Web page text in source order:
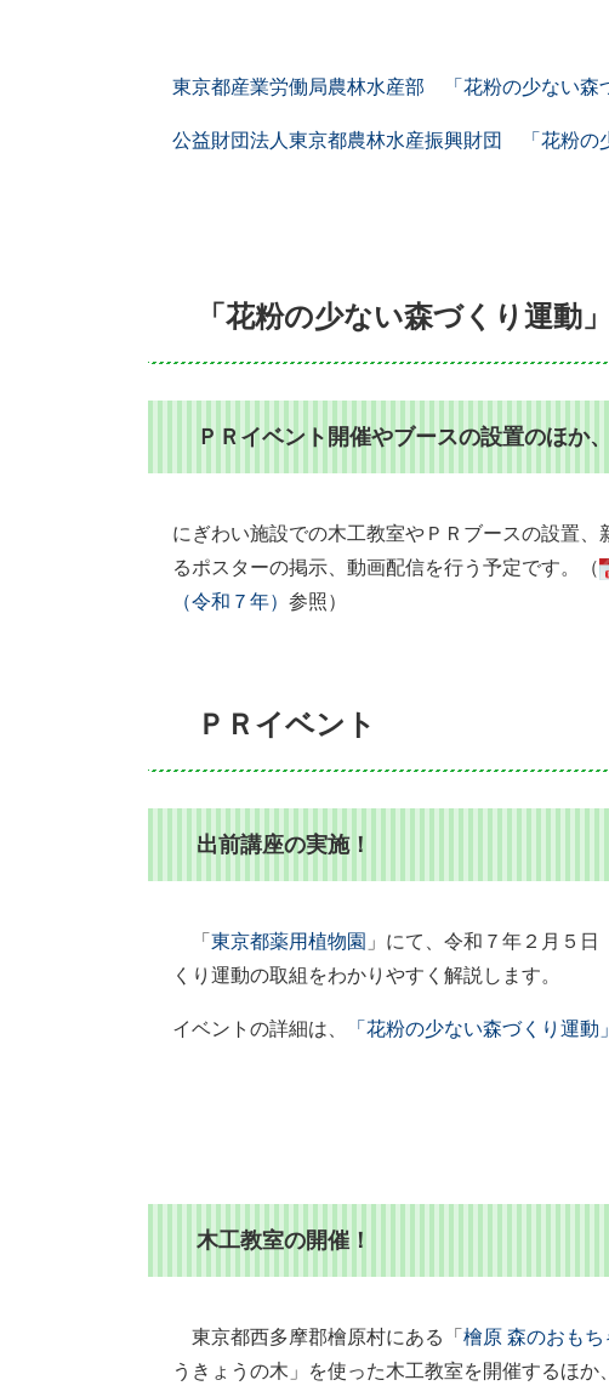
東京都産業労働局農林水産部 「花粉の少ない森
公益財団法人東京都農林水産振興財団 「花粉の
「花粉の少ない森づくり運動
ＰＲイベント開催やブースの設置のほか
にぎわい施設での木工教室やＰＲブースの設置
るポスターの掲示、動画配信を行う予定です。（
（令和７年） 参照）
ＰＲイベント
出前講座の実施！
「 東京都薬用植物園 」にて、令和７年２月５
くり運動の取組をわかりやすく解説します。
イベントの詳細は、 「花粉の少ない森づくり運動
木工教室の開催！
東京都西多摩郡檜原村にある「 檜原 森のおも
うきょうの木」を使った木工教室を開催するほか